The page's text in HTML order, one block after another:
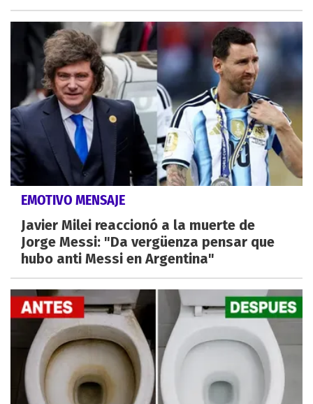
EMOTIVO MENSAJE
Javier Milei reaccionó a la muerte de
Jorge Messi: "Da vergüenza pensar que
hubo anti Messi en Argentina"